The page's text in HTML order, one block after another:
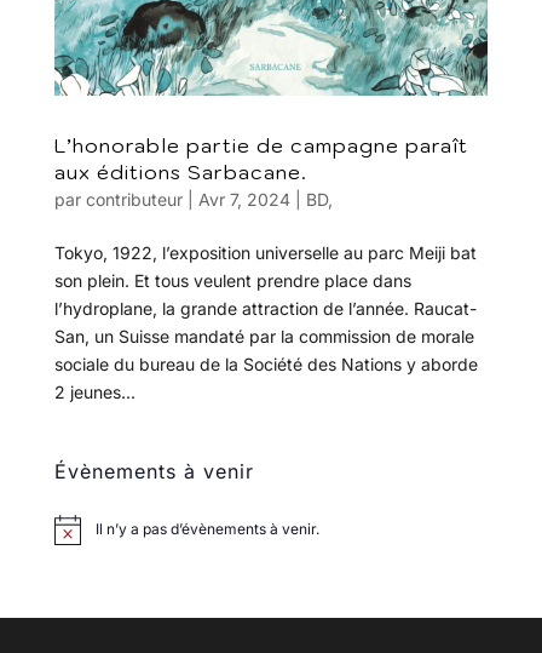
L’honorable partie de campagne paraît
aux éditions Sarbacane.
par contributeur| Avr 7, 2024| BD,
Tokyo, 1922, l’exposition universelle au parc Meiji bat
son plein. Et tous veulent prendre place dans
l’hydroplane, la grande attraction de l’année. Raucat-
San, un Suisse mandaté par la commission de morale
sociale du bureau de la Société des Nations y aborde
2 jeunes...
Évènements à venir
Il n’y a pas d’évènements à venir.